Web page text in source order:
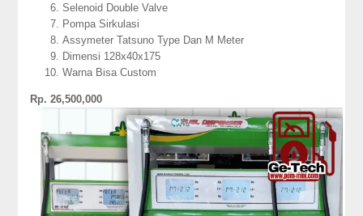
Selenoid Double Valve
Pompa Sirkulasi
Assymeter Tatsuno Type Dan M Meter
Dimensi 128x40x175
Warna Bisa Custom
Rp. 26,500,000